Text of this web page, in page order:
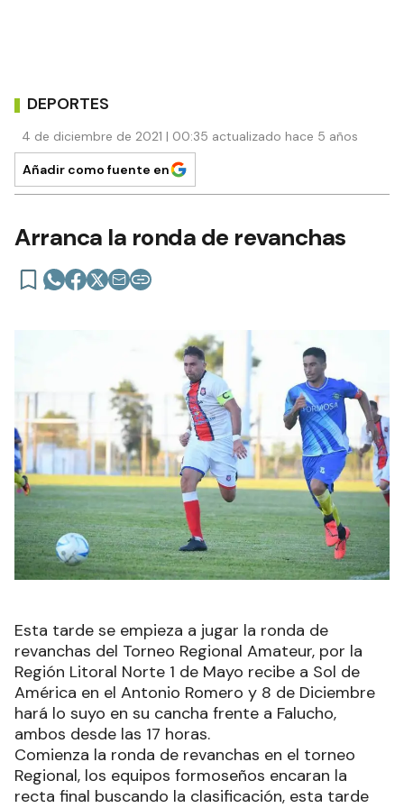
DEPORTES
4 de diciembre de 2021 | 00:35 actualizado hace 5 años
Añadir como fuente en
Arranca la ronda de revanchas
Esta tarde se empieza a jugar la ronda de
revanchas del Torneo Regional Amateur, por la
Región Litoral Norte 1 de Mayo recibe a Sol de
América en el Antonio Romero y 8 de Diciembre
hará lo suyo en su cancha frente a Falucho,
ambos desde las 17 horas.
Comienza la ronda de revanchas en el torneo
Regional, los equipos formoseños encaran la
recta final buscando la clasificación, esta tarde